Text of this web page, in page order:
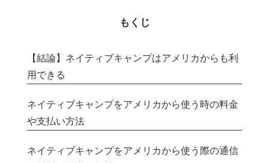
もくじ
【結論】ネイティブキャンプはアメリカからも利
用できる
ネイティブキャンプをアメリカから使う時の料金
や支払い方法
ネイティブキャンプをアメリカから使う際の通信